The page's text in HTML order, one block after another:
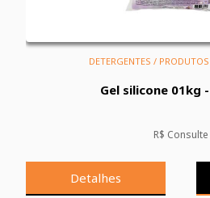
DETERGENTES /
Gel silicone 01kg
R$ Consulte
Detalhes